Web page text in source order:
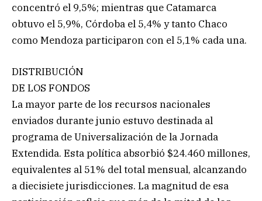
concentró el 9,5%; mientras que Catamarca
obtuvo el 5,9%, Córdoba el 5,4% y tanto Chaco
como Mendoza participaron con el 5,1% cada una.
DISTRIBUCIÓN
DE LOS FONDOS
La mayor parte de los recursos nacionales
enviados durante junio estuvo destinada al
programa de Universalización de la Jornada
Extendida. Esta política absorbió $24.460 millones,
equivalentes al 51% del total mensual, alcanzando
a diecisiete jurisdicciones. La magnitud de esa